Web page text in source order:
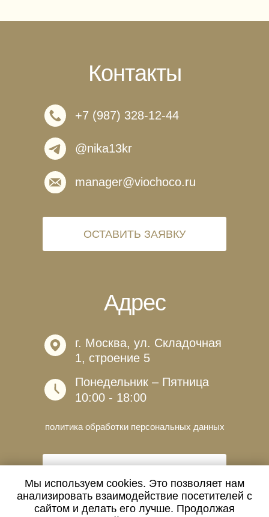
Контакты
Адрес
+7 (987) 328-12-44
@nika13kr
manager@viochoco.ru
политика обработки персональных данных
ОСТАВИТЬ ЗАЯВКУ
г. Москва, ул. Складочная
1, строение 5
Понедельник – Пятница
10:00 - 18:00
Мы на связи!
Мы используем cookies. Это позволяет нам
анализировать взаимодействие посетителей с
сайтом и делать его лучше. Продолжая